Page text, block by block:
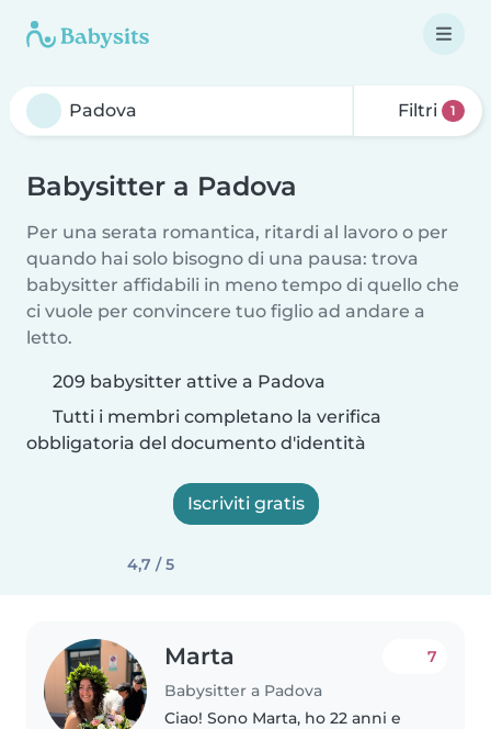
Filtri 1
Babysitter a Padova
Per una serata romantica, ritardi al lavoro o per
quando hai solo bisogno di una pausa: trova
babysitter affidabili in meno tempo di quello che
ci vuole per convincere tuo figlio ad andare a
letto.
209 babysitter attive a Padova
Tutti i membri completano la verifica
obbligatoria del documento d'identità
Iscriviti gratis
4,7 / 5
Marta
Babysitter a Padova
7
Ciao! Sono Marta, ho 22 anni e